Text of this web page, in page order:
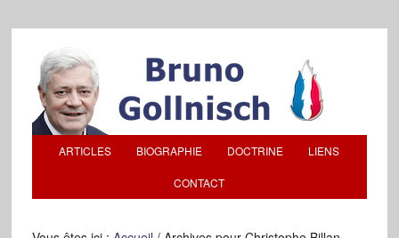
ARTICLES BIOGRAPHIE DOCTRINE LIENS
CONTACT